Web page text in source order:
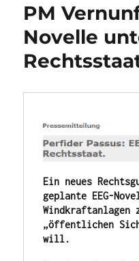
PM
Novelle
Ein neues
geplante EEG-
Windkraftanlagen
„öffentlichen
will.